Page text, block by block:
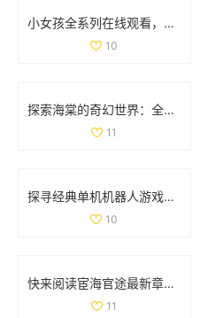
小女孩全系列在线观看，畅享高清精彩内容尽在掌握
10
探索海棠的奇幻世界：全新游戏体验等你来揭晓
11
探寻经典单机机器人游戏的魅力与 nostalgia 回忆之旅
10
快来阅读宦海官途最新章节，畅享精彩故事新篇章
11